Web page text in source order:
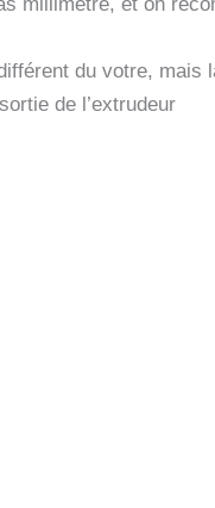
millimètre, et on
du votre, mais
de l’extrudeur